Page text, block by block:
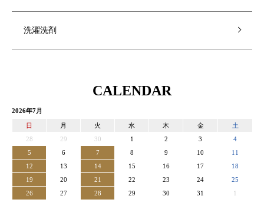
洗濯洗剤
CALENDAR
2026年7月
日 月 火 水 木 金
土
28
29 30 1 2 3
4
5
6 7 8 9 10
11
12
13 14 15 16 17
18
19
20 21 22 23 24
25
26
27 28 29 30 31 1